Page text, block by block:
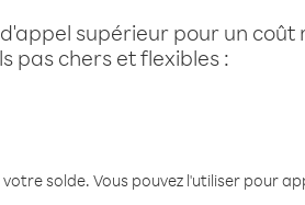
supérieur pour un coût
pas chers et flexibles :
solde. Vous pouvez l'utiliser pour